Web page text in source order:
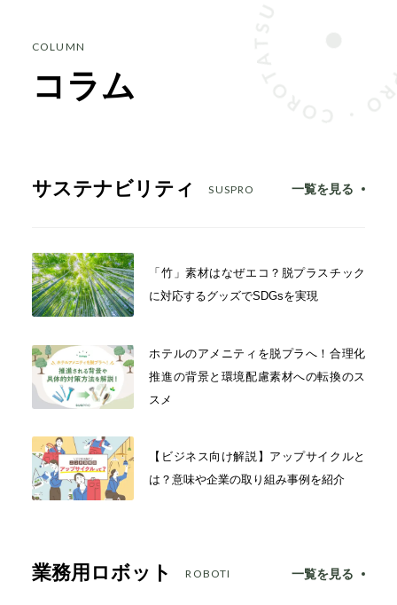
COLUMN
コラム
サステナビリティ SUSPRO 一覧を見る
「竹」素材はなぜエコ？脱プラスチック
に対応するグッズでSDGsを実現
ホテルのアメニティを脱プラへ！合理化
推進の背景と環境配慮素材への転換のス
スメ
【ビジネス向け解説】アップサイクルと
は？意味や企業の取り組み事例を紹介
業務用ロボット ROBOTI 一覧を見る